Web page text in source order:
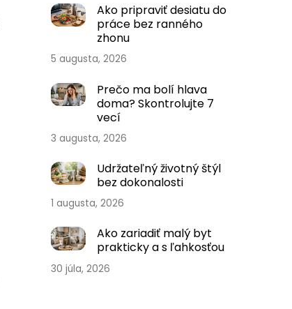
Ako pripraviť desiatu do
práce bez ranného
zhonu
5 augusta, 2026
Prečo ma bolí hlava
doma? Skontrolujte 7
vecí
3 augusta, 2026
Udržateľný životný štýl
bez dokonalosti
1 augusta, 2026
Ako zariadiť malý byt
prakticky a s ľahkosťou
30 júla, 2026